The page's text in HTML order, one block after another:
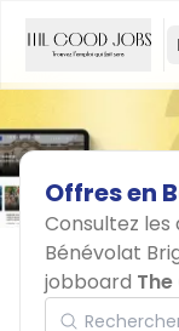
Offresen
Consultez
Bénévolat
jobboard
Rechercher